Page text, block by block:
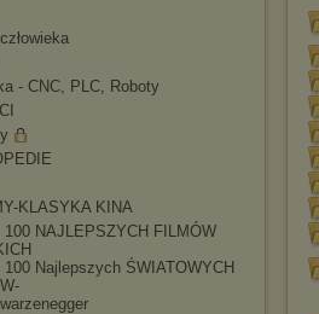
- CNC, PLC, Roboty
KLASYKA KINA
NAJLEPSZYCH FILMÓW
Najlepszych ŚWIATOWYCH